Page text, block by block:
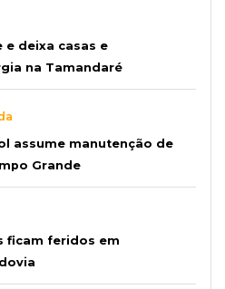
e deixa casas e
na Tamandaré
assume manutenção de
Grande
ficam feridos em